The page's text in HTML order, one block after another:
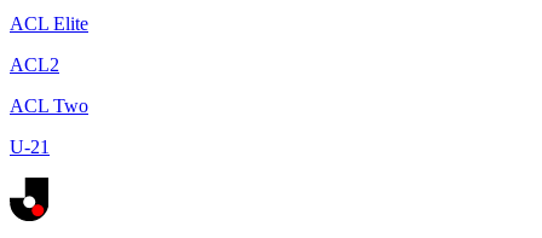
ACL Elite
ACL2
ACL Two
U-21